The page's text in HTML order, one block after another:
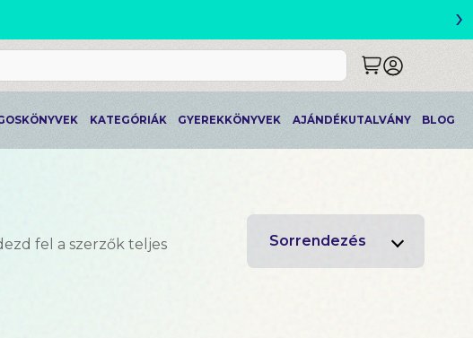
SZERETLEK ›
KATEGÓRIÁK GYEREKKÖNYVEK AJÁNDÉKUTALVÁNY BLOG
fel a szerzők teljes
Sorrendezés